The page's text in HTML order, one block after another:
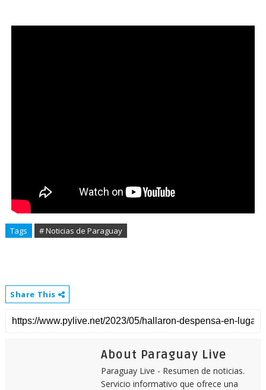
Tags # Noticias de Paraguay
Share This
About Paraguay Live
Paraguay Live - Resumen de noticias.
Servicio informativo que ofrece una